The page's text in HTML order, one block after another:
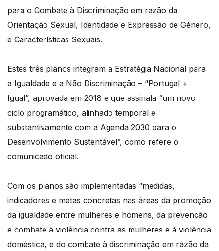
para o Combate à Discriminação em razão da
Orientação Sexual, Identidade e Expressão de Género,
e Características Sexuais.
Estes três planos integram a Estratégia Nacional para
a Igualdade e a Não Discriminação – “Portugal +
Igual”, aprovada em 2018 e que assinala “um novo
ciclo programático, alinhado temporal e
substantivamente com a Agenda 2030 para o
Desenvolvimento Sustentável”, como refere o
comunicado oficial.
Com os planos são implementadas “medidas,
indicadores e metas concretas nas áreas da promoção
da igualdade entre mulheres e homens, da prevenção
e combate à violência contra as mulheres e à violência
doméstica, e do combate à discriminação em razão da